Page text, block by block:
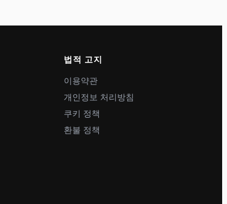
법적 고지
이용약관
개인정보 처리방침
쿠키 정책
환불 정책